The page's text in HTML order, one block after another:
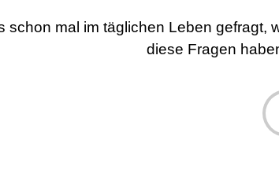
schon mal im täglichen Leben gefragt,
diese Fragen